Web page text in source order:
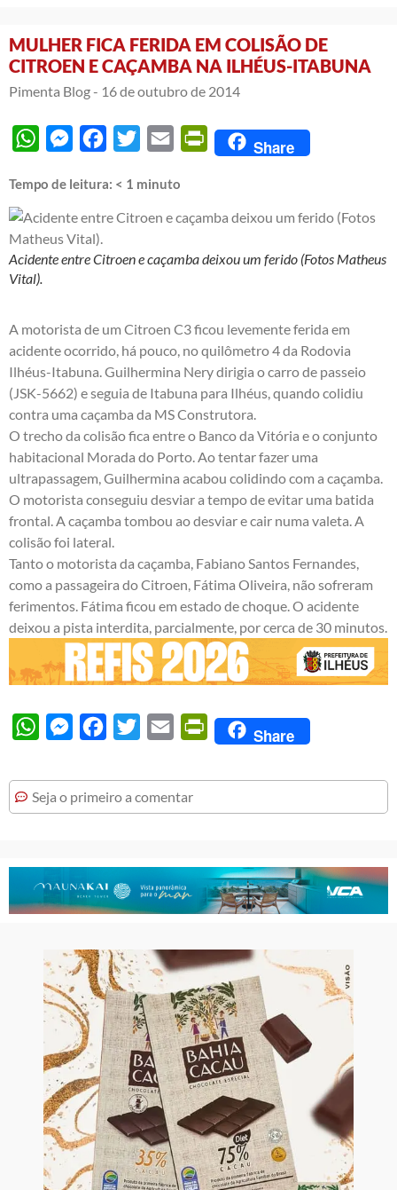
MULHER FICA FERIDA EM COLISÃO DE
CITROEN E CAÇAMBA NA ILHÉUS-ITABUNA
Pimenta Blog - 16 de outubro de 2014
WhatsAppMessengerFacebook
Twitter Email PrintFriendly
Share
Tempo de leitura: < 1 minuto
Acidente entre Citroen e caçamba deixou um ferido (Fotos Matheus
Vital).
A motorista de um Citroen C3 ficou levemente ferida em
acidente ocorrido, há pouco, no quilômetro 4 da Rodovia
Ilhéus-Itabuna. Guilhermina Nery dirigia o carro de passeio
(JSK-5662) e seguia de Itabuna para Ilhéus, quando colidiu
contra uma caçamba da MS Construtora.
O trecho da colisão fica entre o Banco da Vitória e o conjunto
habitacional Morada do Porto. Ao tentar fazer uma
ultrapassagem, Guilhermina acabou colidindo com a caçamba.
O motorista conseguiu desviar a tempo de evitar uma batida
frontal. A caçamba tombou ao desviar e cair numa valeta. A
colisão foi lateral.
Tanto o motorista da caçamba, Fabiano Santos Fernandes,
como a passageira do Citroen, Fátima Oliveira, não sofreram
ferimentos. Fátima ficou em estado de choque. O acidente
deixou a pista interdita, parcialmente, por cerca de 30 minutos.
WhatsAppMessengerFacebook
Twitter Email PrintFriendly
Share
Seja o primeiro a comentar